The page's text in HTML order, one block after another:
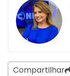
Compartilhar